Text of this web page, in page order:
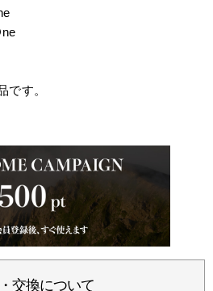
です。
交換について